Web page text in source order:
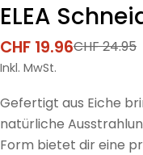
ELEA
Verkaufspreis
CHF 19.96
Regulärer
Preis
CHF 24.95
Inkl. MwSt.
Gefertigt aus Eiche
natürliche
Form bietet dir eine